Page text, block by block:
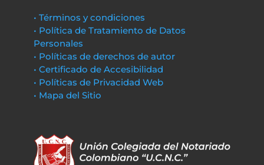
• Términos y condiciones
• Política de Tratamiento de Datos
Personales
• Políticas de derechos de autor
• Certificado de Accesibilidad
• Políticas de Privacidad Web
• Mapa del Sitio